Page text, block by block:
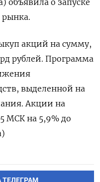
объявила о запуске
акций на сумму,
рублей. Программа
выделенной на
Акции на
МСК на 5,9% до